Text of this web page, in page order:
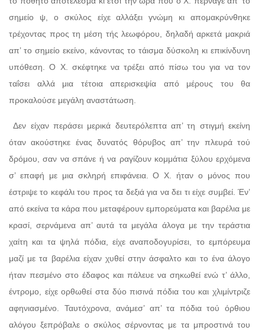
σημείο ψ, ο σκύλος είχε αλλάξει γνώμη κι απομακρύνθηκε
τρέχοντας προς τη μέση τής λεωφόρου, δηλαδή αρκετά μακριά
απ’ το σημείο εκείνο, κάνοντας το τάισμα δύσκολη κι επικίνδυνη
υπόθεση. Ο Χ. σκέφτηκε να τρέξει από πίσω του για να τον
ταΐσει αλλά μια τέτοια απερισκεψία από μέρους του θα
προκαλούσε μεγάλη αναστάτωση.
Δεν είχαν περάσει μερικά δευτερόλεπτα απ’ τη στιγμή εκείνη
όταν ακούστηκε ένας δυνατός θόρυβος απ’ την πλευρά τού
δρόμου, σαν να σπάνε ή να ραγίζουν κομμάτια ξύλου ερχόμενα
σ’ επαφή με μια σκληρή επιφάνεια. Ο Χ. ήταν ο μόνος που
έστριψε το κεφάλι του προς τα δεξιά για να δει τι είχε συμβεί. Έν’
από εκείνα τα κάρα που μεταφέρουν εμπορεύματα και βαρέλια με
κρασί, σερνάμενα απ’ αυτά τα μεγάλα άλογα με την τεράστια
χαίτη και τα ψηλά πόδια, είχε αναποδογυρίσει, το εμπόρευμα
μαζί με τα βαρέλια είχαν χυθεί στην άσφαλτο και το ένα άλογο
ήταν πεσμένο στο έδαφος και πάλευε να σηκωθεί ενώ τ’ άλλο,
έντρομο, είχε ορθωθεί στα δύο πισινά πόδια του και χλιμίντριζε
αφηνιασμένο. Ταυτόχρονα, ανάμεσ’ απ’ τα πόδια τού όρθιου
αλόγου ξεπρόβαλε ο σκύλος σέρνοντας με τα μπροστινά του